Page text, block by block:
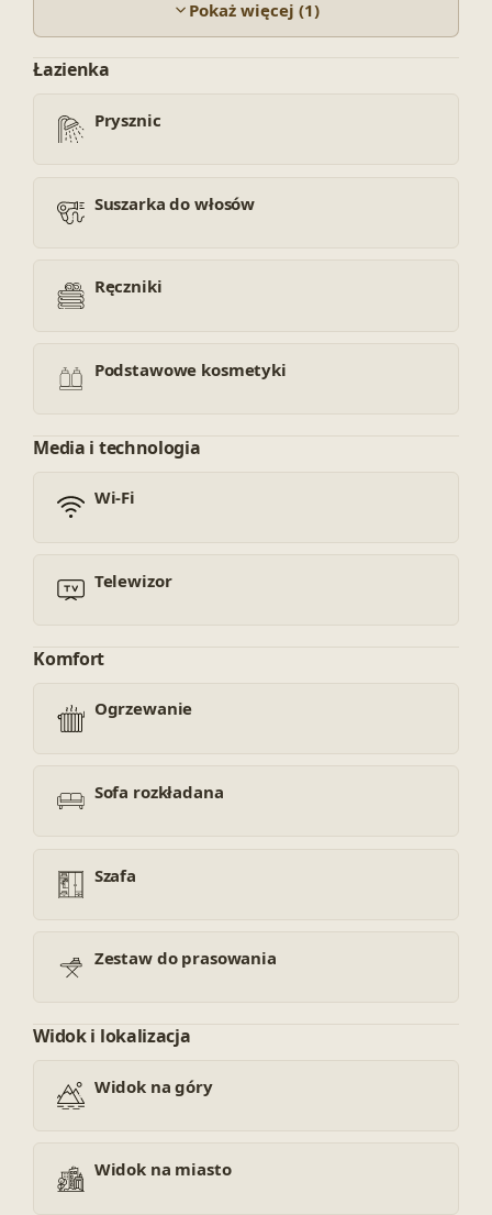
Pokaż więcej (1)
Łazienka
Prysznic
Suszarka do włosów
Ręczniki
Podstawowe kosmetyki
Media i technologia
Wi-Fi
Telewizor
Komfort
Ogrzewanie
Sofa rozkładana
Szafa
Zestaw do prasowania
Widok i lokalizacja
Widok na góry
Widok na miasto